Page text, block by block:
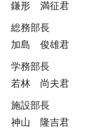
鎌形 満征君
総務部長
加島 俊雄君
学務部長
若林 尚夫君
施設部長
神山 隆吉君